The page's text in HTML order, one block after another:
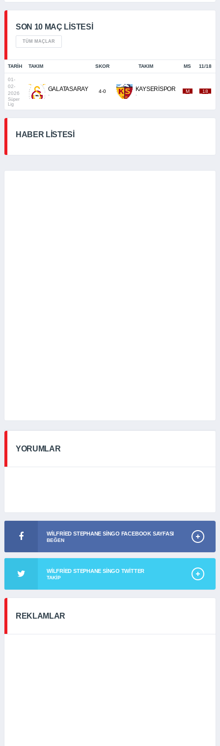
SON 10 MAÇ LISTESI
TÜM MAÇLAR
TARIH TAKIM SKOR TAKIM MS 11/18
01-
02-
2026
Süper
Lig
GALATASARAY
-
4-0 KAYSERİSPOR
-
_M_ _18_
HABER LİSTESİ
YORUMLAR
WILFRIED STEPHANE SINGO FACEBOOK SAYFASI
BEĞEN
WILFRIED STEPHANE SINGO TWITTER
TAKIP
REKLAMLAR